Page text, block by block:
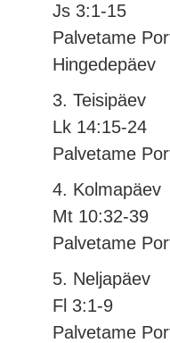
Js 3:1-15
Palvetame
Hingedepäev
3. Teisipäev
Lk 14:15-24
Palvetame
4. Kolmapäev
Mt 10:32-39
Palvetame
5. Neljapäev
Fl 3:1-9
Palvetame